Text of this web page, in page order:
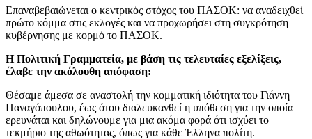
Επαναβεβαιώνεται ο κεντρικός στόχος του ΠΑΣΟΚ: να αναδειχθεί
πρώτο κόμμα στις εκλογές και να προχωρήσει στη συγκρότηση
κυβέρνησης με κορμό το ΠΑΣΟΚ.
Η Πολιτική Γραμματεία, με βάση τις τελευταίες εξελίξεις,
έλαβε την ακόλουθη απόφαση:
Θέσαμε άμεσα σε αναστολή την κομματική ιδιότητα του Γιάννη
Παναγόπουλου, έως ότου διαλευκανθεί η υπόθεση για την οποία
ερευνάται και δηλώνουμε για μια ακόμα φορά ότι ισχύει το
τεκμήριο της αθωότητας, όπως για κάθε Έλληνα πολίτη.